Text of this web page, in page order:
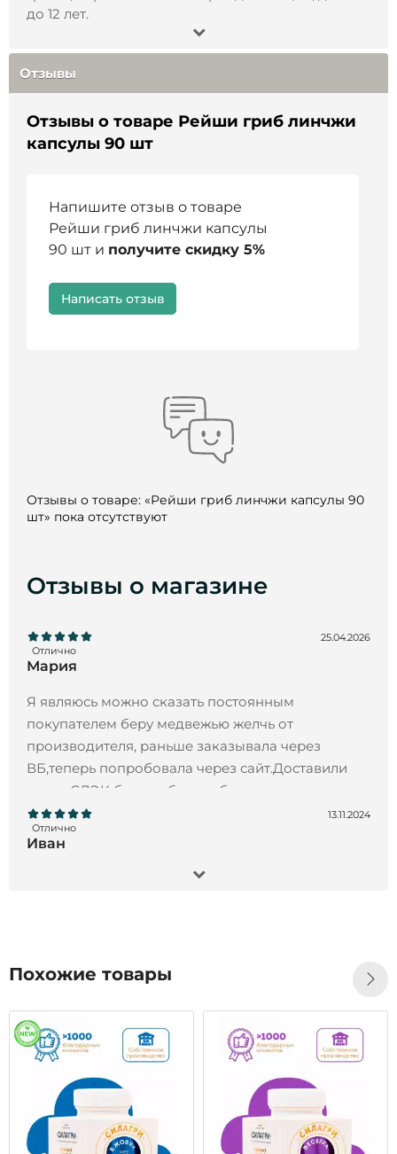
Срок годности
: индивидуальная
непереносимость, беременность, лактация.
Не является лекарственным средством и
применением проконсультируйтесь с врачом.
до 12 лет.
Отзывы
Отзывы о товаре Рейши гриб линчжи
капсулы 90 шт
Отзывы о товаре: «Рейши гриб линчжи капсулы 90
шт» пока отсутствуют
Напишите отзыв о товаре
Рейши гриб линчжи капсулы
90 шт и получите скидку 5%
Написать отзыв
Отзывы о магазине
Отлично
25.04.2026
Мария
Я являюсь можно сказать постоянным
покупателем беру медвежью желчь от
производителя, раньше заказывала через
ВБ,теперь попробовала через сайт.Доставили
через СДЭК без проблем и быстро.
Отлично
13.11.2024
Иван
Заказал Черный орех экстракт, 200 мл- все
Татьяна
Большое спасибо за быструю доставку,
качественную упаковку, одноразовые пипетки.
Сервис на высшем уровне!Это первый заказ,
начну принимать, дополню по результатам. Бог
помощь всем.
Похожие товары